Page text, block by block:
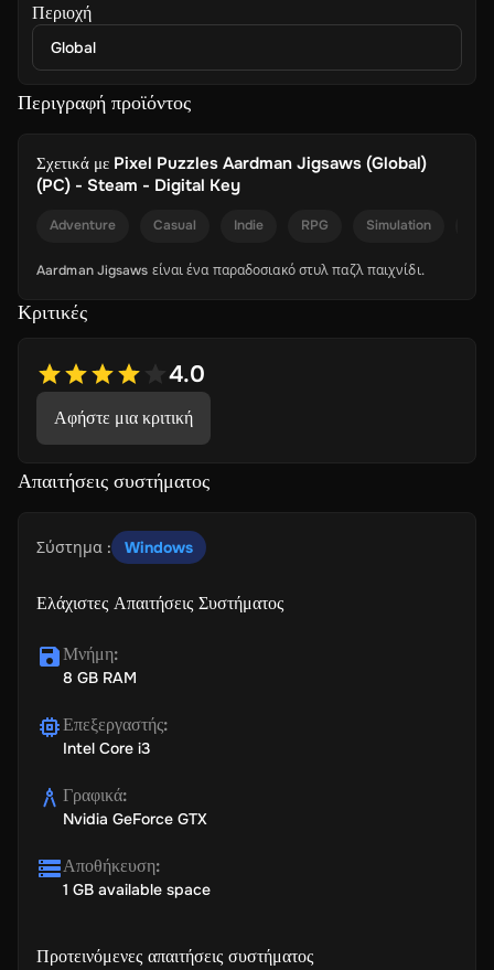
Περιοχή
Global
Περιγραφή προϊόντος
Σχετικά με Pixel Puzzles Aardman Jigsaws (Global)
(PC) - Steam - Digital Key
Adventure Casual Indie RPG Simulation
Aardman Jigsaws είναι ένα παραδοσιακό στυλ παζλ παιχνίδι.
Κριτικές
4.0
Αφήστε μια κριτική
Απαιτήσεις συστήματος
Σύστημα : Windows
Ελάχιστες Απαιτήσεις Συστήματος
Μνήμη:
8 GB RAM
Επεξεργαστής:
Intel Core i3
Γραφικά:
Nvidia GeForce GTX
Αποθήκευση:
1 GB available space
Προτεινόμενες απαιτήσεις συστήματος